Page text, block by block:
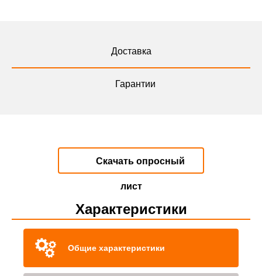
Доставка
Гарантии
Скачать опросный
лист
Характеристики
Общие характеристики